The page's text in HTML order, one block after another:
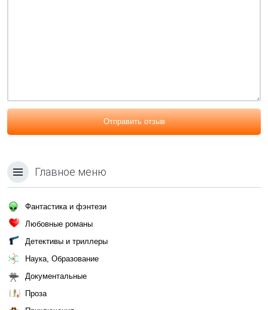
Отправить отзыв
Главное меню
Фантастика и фэнтези
Любовные романы
Детективы и триллеры
Наука, Образование
Документальные
Проза